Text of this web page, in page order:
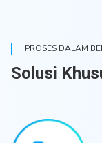
PROSES DALAM
Solusi